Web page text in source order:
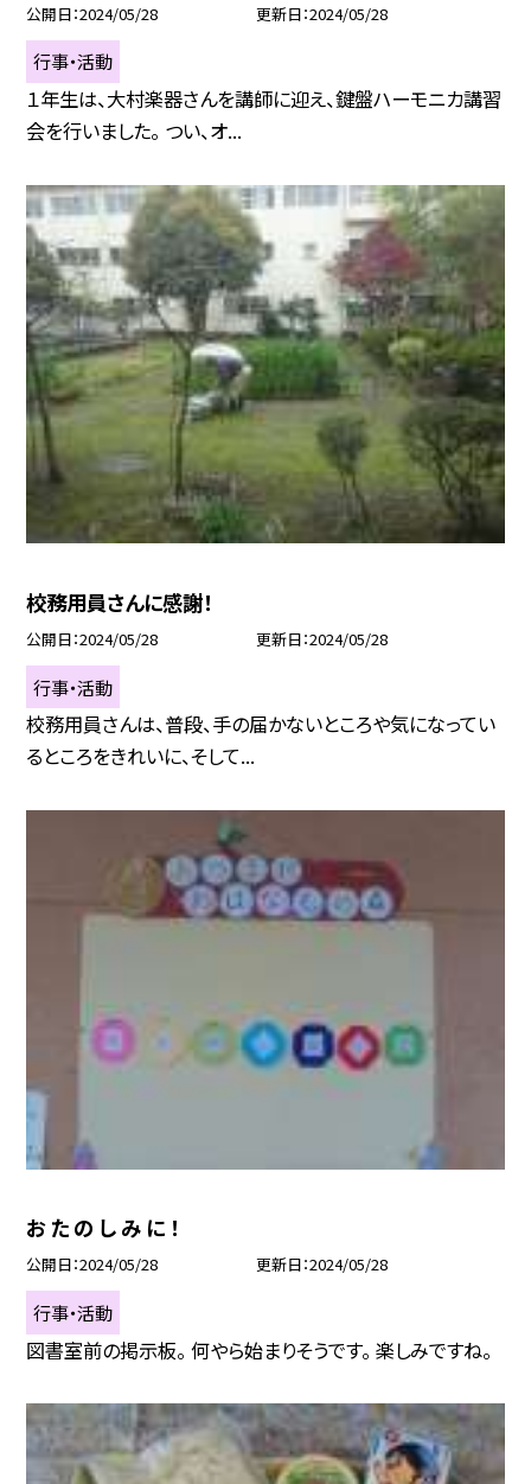
公開日 2024/05/28 更新日 2024/05/28
行事・活動
１年生は、大村楽器さんを講師に迎え、鍵盤ハーモニカ講習
会を行いました。 つい、オ...
校務用員さんに感謝！
公開日 2024/05/28 更新日 2024/05/28
行事・活動
校務用員さんは、普段、手の届かないところや気になってい
るところをきれいに、そして...
お た の し み に ！
公開日 2024/05/28 更新日 2024/05/28
行事・活動
図書室前の掲示板。 何やら始まりそうです。 楽しみですね。